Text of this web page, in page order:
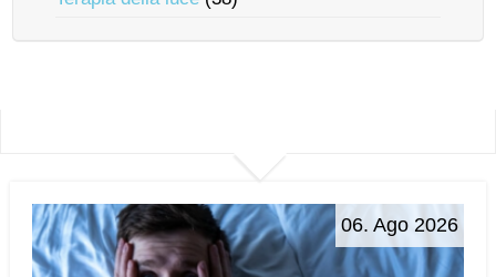
06. Ago 2026